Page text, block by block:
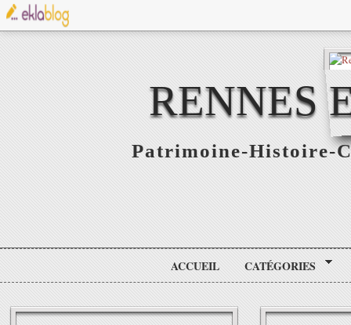
RENNES
Patrimoine-Histoire-
ACCUEIL CATÉGORIES